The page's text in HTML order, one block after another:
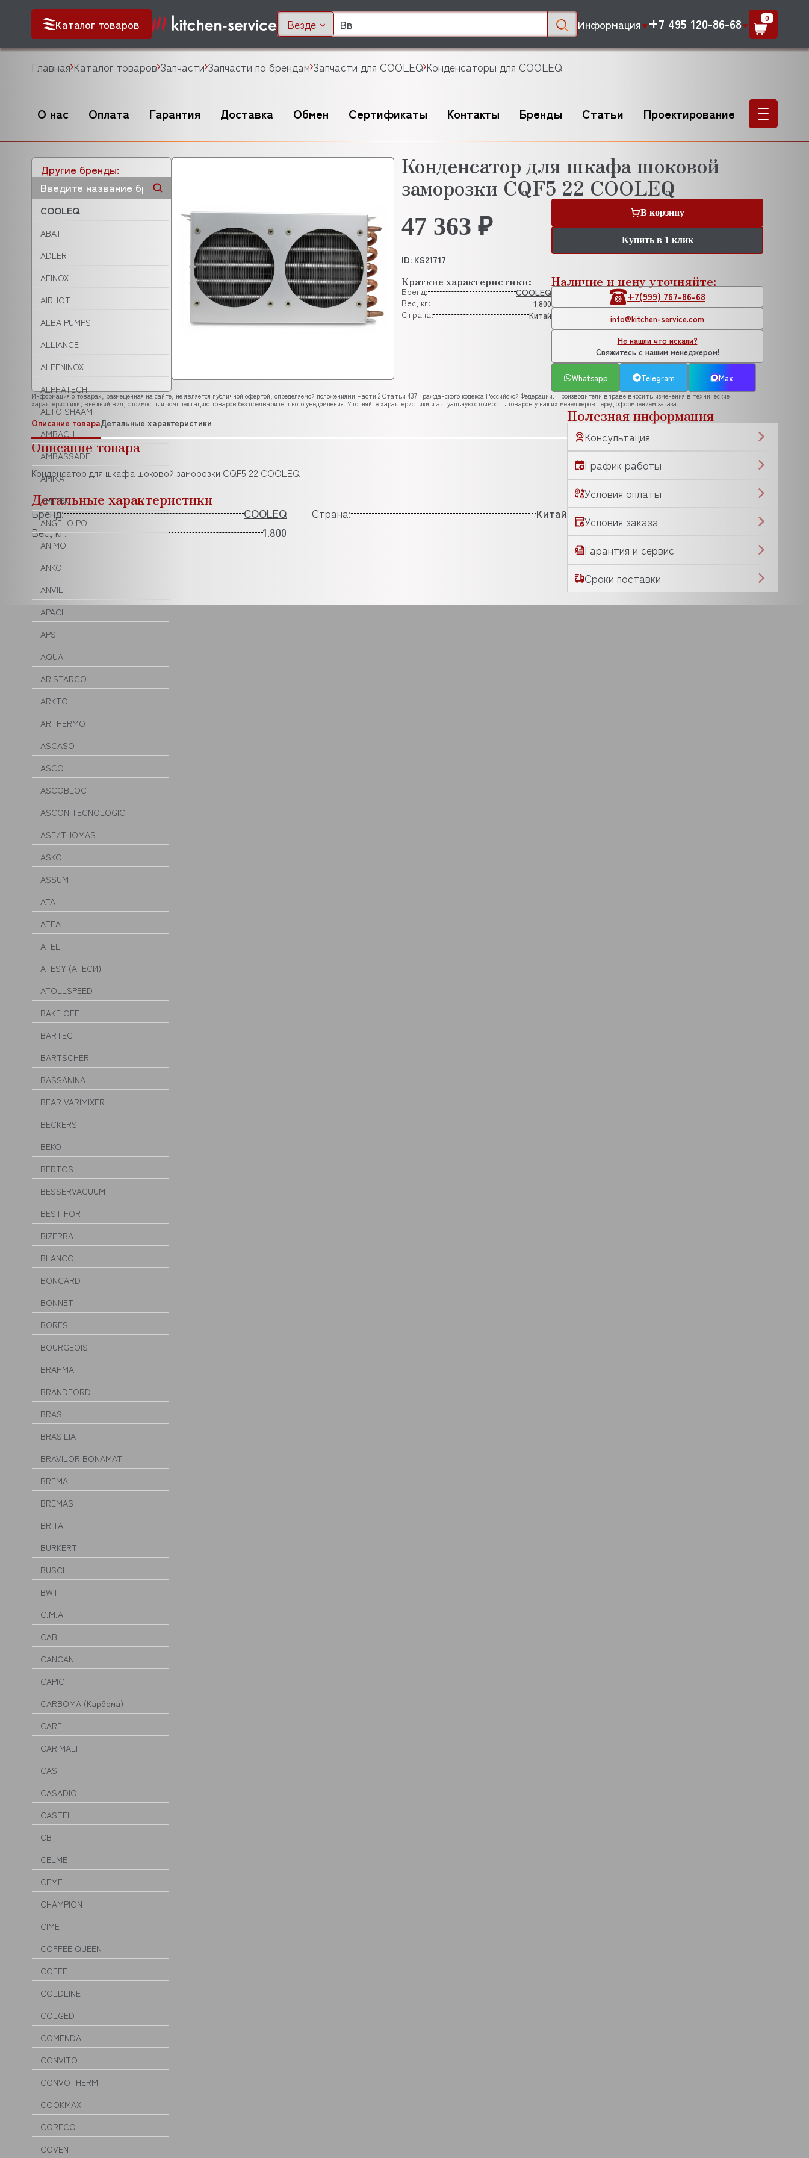
Каталог товаров Везде Информация +7 495 120-86-68 0
Главная Каталог товаров Запчасти Запчасти по брендам Запчасти для COOLEQ Конденсаторы для COOLEQ
О нас Оплата Гарантия Доставка Обмен Сертификаты Контакты Бренды Статьи Проектирование
Другие бренды:
COOLEQ
ABAT
ADLER
AFINOX
AIRHOT
ALBA PUMPS
ALLIANCE
ALPENINOX
ALPHATECH
ALTO SHAAM
AMBACH
AMBASSADE
AMIKA
AMITEK
ANGELO PO
ANIMO
ANKO
ANVIL
APACH
APS
AQUA
ARISTARCO
ARKTO
ARTHERMO
ASCASO
ASCO
ASCOBLOC
ASCON TECNOLOGIC
ASF/THOMAS
ASKO
ASSUM
ATA
ATEA
ATEL
ATESY (АТЕСИ)
ATOLLSPEED
BAKE OFF
BARTEC
BARTSCHER
BASSANINA
BEAR VARIMIXER
BECKERS
BEKO
BERTOS
BESSERVACUUM
BEST FOR
BIZERBA
BLANCO
BONGARD
BONNET
BORES
BOURGEOIS
BRAHMA
BRANDFORD
BRAS
BRASILIA
BRAVILOR BONAMAT
BREMA
BREMAS
BRITA
BURKERT
BUSCH
BWT
C.M.A
CAB
CANCAN
CAPIC
CARBOMA (Карбома)
CAREL
CARIMALI
CAS
CASADIO
CASTEL
CB
CELME
CEME
CHAMPION
CIME
COFFEE QUEEN
COFFF
COLDLINE
COLGED
COMENDA
CONVITO
CONVOTHERM
COOKMAX
CORECO
COVEN
Конденсатор для шкафа шоковой
заморозки CQF5 22 COOLEQ
47 363 ₽
В корзину
Купить в 1 клик
ID: KS21717
Краткие характеристики:
Бренд:
COOLEQ
Вес, кг:
1.800
Страна:
Китай
Наличие и цену уточняйте:
+7(999) 767-86-68
info@kitchen-service.com
Не нашли что искали?
Свяжитесь с нашим менеджером!
Whatsapp Telegram Max
Информация о товарах, размещенная на сайте, не является публичной офертой, определяемой положениями Части 2 Статьи 437 Гражданского кодекса Российской Федерации. Производители вправе вносить изменения в технические
характеристики, внешний вид, стоимость и комплектацию товаров без предварительного уведомления. Уточняйте характеристики и актуальную стоимость товаров у наших менеджеров перед оформлением заказа.
Описание товараДетальные характеристики
Описание товара
Конденсатор для шкафа шоковой заморозки CQF5 22 COOLEQ
Детальные характеристики
Бренд: COOLEQ Страна:
Китай
Вес, кг:
1.800
Полезная информация
Консультация
График работы
Условия оплаты
Условия заказа
Гарантия и сервис
Сроки поставки